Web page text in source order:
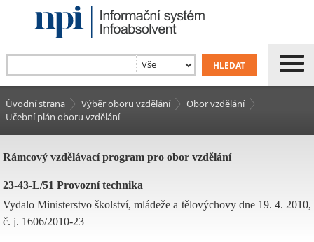
Úvodní strana Výběr oboru vzdělání
Obor vzdělání
Učební plán oboru vzdělání
Rámcový vzdělávací program pro obor vzdělání
23-43-L/51 Provozní technika
Vydalo Ministerstvo školství, mládeže a tělovýchovy dne 19. 4. 2010,
č. j. 1606/2010-23